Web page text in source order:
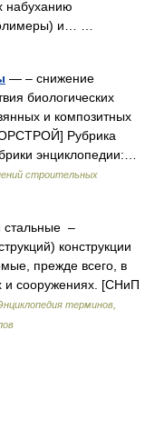
набуханию
и… …
— – снижение
биологических
и композитных
Рубрика
энциклопедии:…
строительных
стальные –
конструкции
прежде всего, в
и сооружениях. [СНиП
терминов,